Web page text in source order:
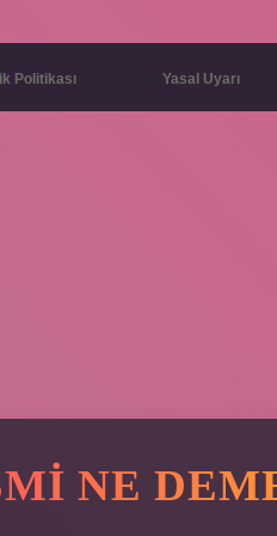
Politikası Yasal Uyarı
NE